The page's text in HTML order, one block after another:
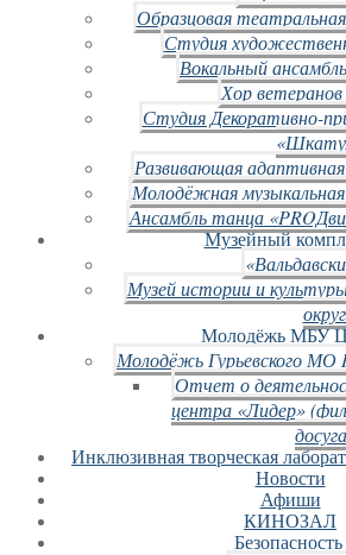
Образцовая
Студия
Вокальный
Хор
Студия Декоративно-
Развивающая
Молодёжная
Ансамбль танца
Музейный
Музей истории и культуры
Молодёжь МБУ
Молодёжь Гурьевского
Отчет о
центра «Лидер»
Инклюзивная творческая
Новости
Афиши
КИНОЗАЛ
Безопасность